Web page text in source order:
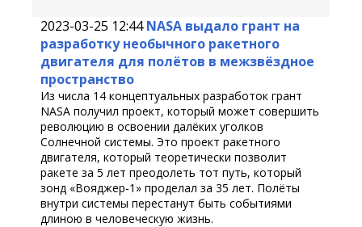
2023-03-25 12:44 NASA выдало грант на
разработку необычного ракетного
двигателя для полётов в межзвёздное
пространство
Из числа 14 концептуальных разработок грант
NASA получил проект, который может совершить
революцию в освоении далёких уголков
Солнечной системы. Это проект ракетного
двигателя, который теоретически позволит
ракете за 5 лет преодолеть тот путь, который
зонд «Вояджер-1» проделал за 35 лет. Полёты
внутри системы перестанут быть событиями
длиною в человеческую жизнь.